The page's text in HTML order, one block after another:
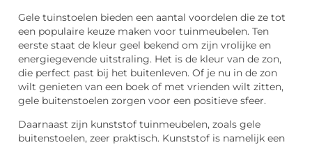
Gele tuinstoelen bieden een aantal voordelen die ze tot
een populaire keuze maken voor tuinmeubelen. Ten
eerste staat de kleur geel bekend om zijn vrolijke en
energiegevende uitstraling. Het is de kleur van de zon,
die perfect past bij het buitenleven. Of je nu in de zon
wilt genieten van een boek of met vrienden wilt zitten,
gele buitenstoelen zorgen voor een positieve sfeer.
Daarnaast zijn kunststof tuinmeubelen, zoals gele
buitenstoelen, zeer praktisch. Kunststof is namelijk een